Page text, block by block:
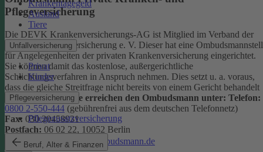
Krankentagegeld
Ausland
Tiere
Unfallversicherung
Privat
Kinder
Pflegeversicherung
Pflegezusatzversicherung
Beruf, Alter & Finanzen
Pflegeversicherung
Die DEVK Krankenversicherungs-AG ist Mitglied im Verband der
privaten Krankenversicherung e. V. Dieser hat eine
für Angelegenheiten der privaten Krankenversicherung eingerichtet.
Sie können damit das kostenlose, außergerichtliche
Schlichtungsverfahren in Anspruch nehmen. Dies setzt u. a. voraus,
dass die gleiche Streitfrage nicht bereits von einem Gericht behandelt
wird oder wurde.Sie erreichen den Ombudsmann unter: Telefon:
0800 2-550-444 (gebührenfrei aus dem deutschen Telefonnetz)
Fax: 030 20458931
Postfach: 06 02 22, 10052 Berlin
Internet:
www.pkv-ombudsmann.de